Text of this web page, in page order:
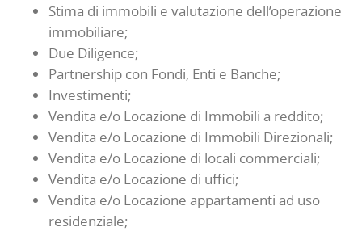
Stima di immobili e valutazione dell’operazione
immobiliare;
Due Diligence;
Partnership con Fondi, Enti e Banche;
Investimenti;
Vendita e/o Locazione di Immobili a reddito;
Vendita e/o Locazione di Immobili Direzionali;
Vendita e/o Locazione di locali commerciali;
Vendita e/o Locazione di uffici;
Vendita e/o Locazione appartamenti ad uso
residenziale;